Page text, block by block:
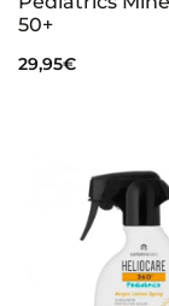
50+
29,95€